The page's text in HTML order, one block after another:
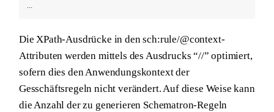
...
Die XPath-Ausdrücke in den sch:rule/@context-
Attributen werden mittels des Ausdrucks “//” optimiert,
sofern dies den Anwendungskontext der
Gesschäftsregeln nicht verändert. Auf diese Weise kann
die Anzahl der zu generieren Schematron-Regeln